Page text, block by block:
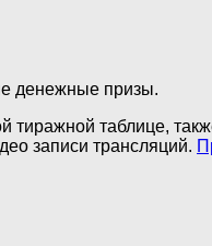
денежные призы.
тиражной таблице,
записи трансляций.